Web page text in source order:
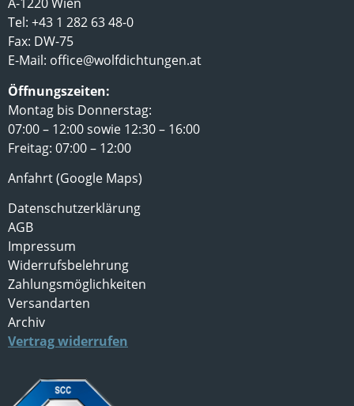
Tel: +43 1 282 63 48-0
Fax: DW-75
E-Mail: office@wolfdichtungen.at
Öffnungszeiten:
Montag bis Donnerstag:
07:00 – 12:00 sowie 12:30 – 16:00
Freitag: 07:00 – 12:00
Anfahrt (Google Maps)
Datenschutzerklärung
AGB
Impressum
Widerrufsbelehrung
Zahlungsmöglichkeiten
Versandarten
Archiv
Vertrag widerrufen